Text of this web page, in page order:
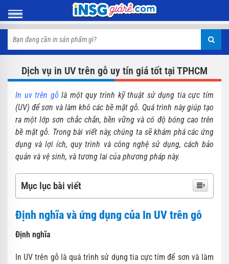
Dịch vụ in UV trên gỗ uy tín giá tốt tại TPHCM
In uv trên gỗ là một quy trình kỹ thuật sử dụng tia cực tím
(UV) để sơn và làm khô các bề mặt gỗ. Quá trình này giúp tạo
ra một lớp sơn chắc chắn, bền vững và có độ bóng cao trên
bề mặt gỗ. Trong bài viết này, chúng ta sẽ khám phá các ứng
dụng và lợi ích, quy trình và công nghệ sử dụng, cách bảo
quản và vệ sinh, và tương lai của phương pháp này.
Mục lục bài viết
Định nghĩa và ứng dụng của In UV trên gỗ
Định nghĩa
In UV trên gỗ là quá trình sử dụng tia cực tím để sơn và làm